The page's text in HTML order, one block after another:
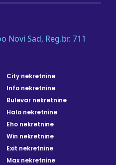
Novi Sad, Reg.br. 711
City nekretnine
Info nekretnine
Bulevar nekretnine
Halo nekretnine
Eho nekretnine
Win nekretnine
Exit nekretnine
Max nekretnine